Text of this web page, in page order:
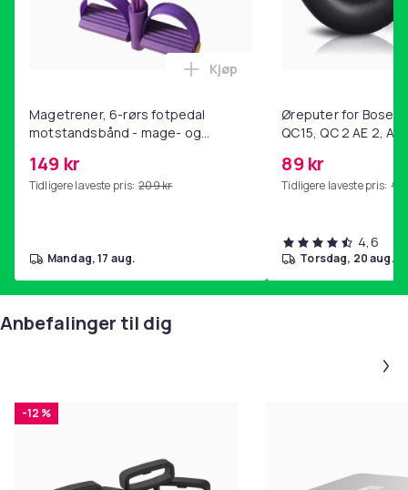
Magetrener, 6-rørs fotpedal
motstandsbånd - mage- og
hjemmegymnastikk Purple
149 kr
Tidligere laveste pris: 209 kr
Legg Magetrener, 6-rørs
Kjøp
mandag, 17 aug.
Øreputer for Bose
QC15, QC 2 AE 2, AE
89 kr
Tidligere laveste pris: 99
4,6
torsdag, 20 aug.
Anbefalinger til dig
-12 %